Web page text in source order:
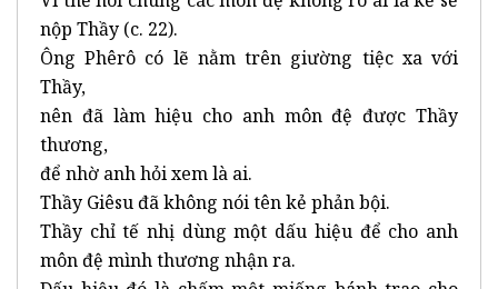
nộp Thầy (c. 22).
Ông Phêrô có lẽ nằm trên giường tiệc xa với
Thầy,
nên đã làm hiệu cho anh môn đệ được Thầy
thương,
để nhờ anh hỏi xem là ai.
Thầy Giêsu đã không nói tên kẻ phản bội.
Thầy chỉ tế nhị dùng một dấu hiệu để cho anh
môn đệ mình thương nhận ra.